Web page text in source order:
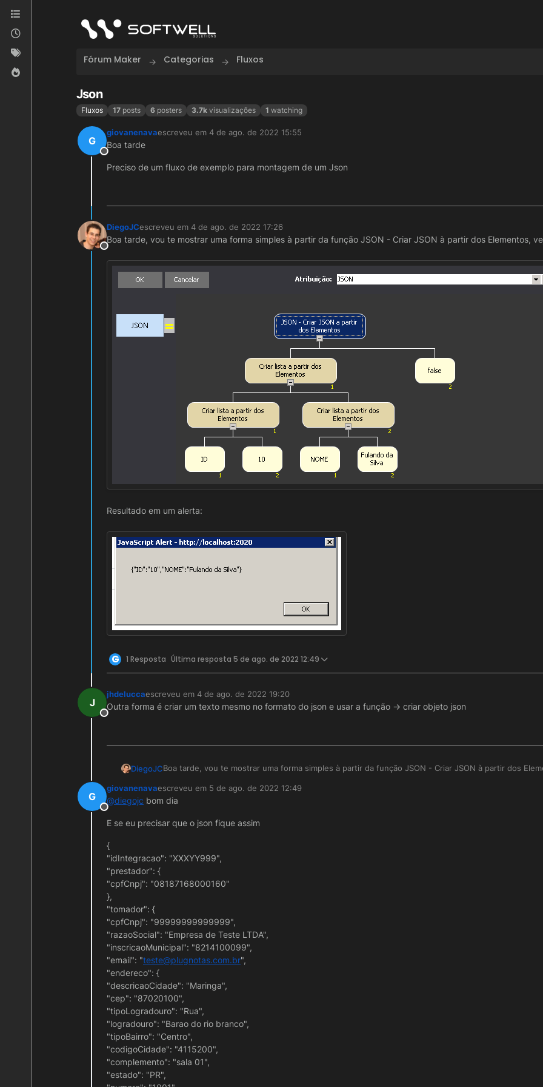
Skip to content
Fórum Maker Categorias Fluxos
Json
Fluxos 17 posts 6 posters 3.7k visualizações 1 watching
G
Offline
giovanenavaescreveu em 4 de ago. de 2022 15:55
última edição por
Boa tarde
Preciso de um fluxo de exemplo para montagem de um Json
Offline
DiegoJCescreveu em 4 de ago. de 2022 17:26
última edição por
Boa tarde, vou te mostrar uma forma simples à partir da função JSON - Criar JSON à partir dos Elementos,
Resultado em um alerta:
G 1 Resposta Última resposta 5 de ago. de 2022 12:49
J
Offline
jhdeluccaescreveu em 4 de ago. de 2022 19:20
última edição por
Outra forma é criar um texto mesmo no formato do json e usar a função -> criar objeto json
DiegoJCBoa tarde, vou te mostrar uma forma simples à partir da função JSON - Criar JSON à partir dos
Resultado em um alerta:
G
Offline
giovanenavaescreveu em 5 de ago. de 2022 12:49
última edição por
@diegojc bom dia
E se eu precisar que o json fique assim
{
"idIntegracao": "XXXYY999",
"prestador": {
"cpfCnpj": "08187168000160"
},
"tomador": {
"cpfCnpj": "99999999999999",
"razaoSocial": "Empresa de Teste LTDA",
"inscricaoMunicipal": "8214100099",
"email": "teste@plugnotas.com.br",
"endereco": {
"descricaoCidade": "Maringa",
"cep": "87020100",
"tipoLogradouro": "Rua",
"logradouro": "Barao do rio branco",
"tipoBairro": "Centro",
"codigoCidade": "4115200",
"complemento": "sala 01",
"estado": "PR",